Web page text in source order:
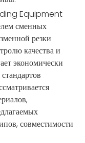
Equipment
сменных
резки
качества и
экономически
совместимости